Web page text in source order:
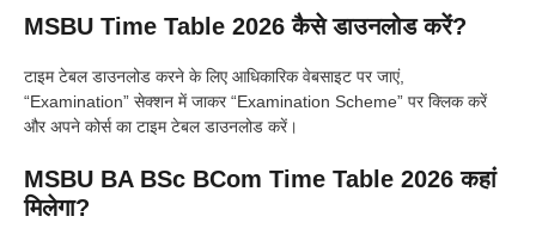
MSBU Time Table 2026 कैसे डाउनलोड करें?
टाइम टेबल डाउनलोड करने के लिए आधिकारिक वेबसाइट पर जाएं,
“Examination” सेक्शन में जाकर “Examination Scheme” पर क्लिक करें
और अपने कोर्स का टाइम टेबल डाउनलोड करें।
MSBU BA BSc BCom Time Table 2026 कहां
मिलेगा?